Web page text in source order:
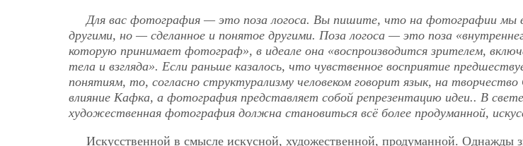
Для вас фотография — это поза логоса. Вы пишите, что на фотографии мы
другими, но — сделанное и понятое другими. Поза логоса — это поза
которую принимает фотограф», в идеале она «воспроизводится зрителем,
тела и взгляда». Если раньше казалось, что чувственное восприятие
понятиям, то, согласно структурализму человеком говорит язык, на
влияние Кафка, а фотография представляет собой репрезентацию идеи.. В
художественная фотография должна становиться всё более продуманной,
Искусственной в смысле искусной, художественной, продуманной. Однажды